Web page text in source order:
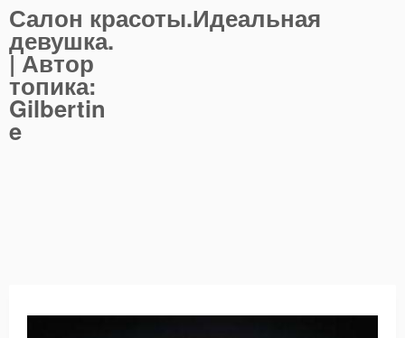
Салон красоты.Идеальная
девушка.
| Автор
топика:
Gilbertin
e